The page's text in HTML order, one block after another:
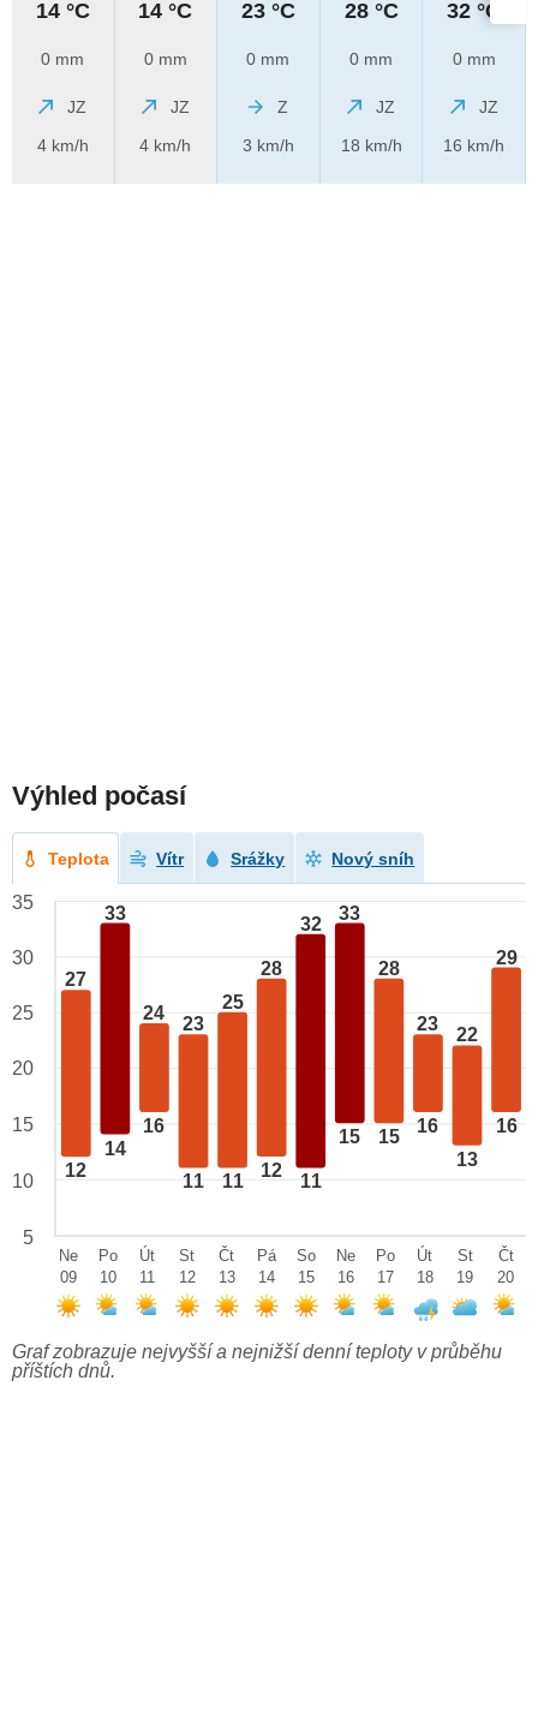
14 °C
0 mm
JZ
4 km/h
14 °C
0 mm
JZ
4 km/h
23 °C
0 mm
Z
3 km/h
28 °C
0 mm
JZ
18 km/h
32 °C
0 mm
JZ
16 km/h
Výhled počasí
Teplota Vítr Srážky Nový sníh
27
12
33
14
24
16
23
11
25
11
28
12
32
11
33
15
28
15
23
16
22
13
29
16
35
30
25
20
15
10
5
Ne
09
Po
10
Út
11
St
12
Čt
13
Pá
14
So
15
Ne
16
Po
17
Út
18
St
19
Čt
20
Graf zobrazuje nejvyšší a nejnižší denní teploty v průběhu
příštích dnů.